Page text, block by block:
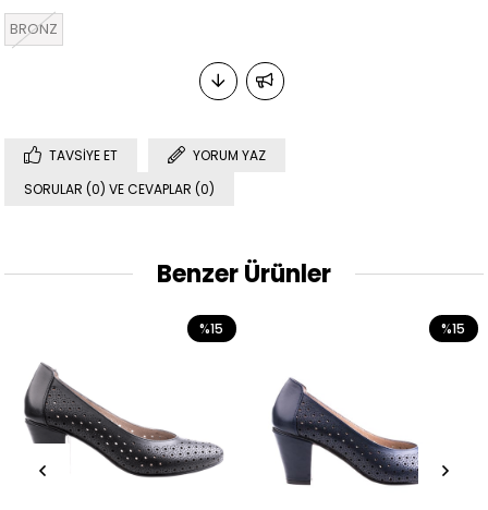
BRONZ
TAVSIYE ET
YORUM YAZ
SORULAR (0) VE CEVAPLAR (0)
Benzer Ürünler